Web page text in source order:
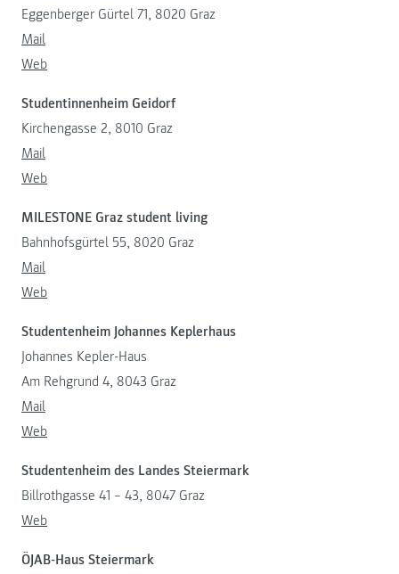
Eggenberger Gürtel 71, 8020 Graz
Mail
Web
Studentinnenheim Geidorf
Kirchengasse 2, 8010 Graz
Mail
Web
MILESTONE Graz student living
Bahnhofsgürtel 55, 8020 Graz
Mail
Web
Studentenheim Johannes Keplerhaus
Johannes Kepler-Haus
Am Rehgrund 4, 8043 Graz
Mail
Web
Studentenheim des Landes Steiermark
Billrothgasse 41 – 43, 8047 Graz
Web
ÖJAB-Haus Steiermark